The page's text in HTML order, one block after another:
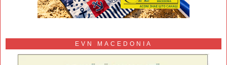
EVN MACEDONIA